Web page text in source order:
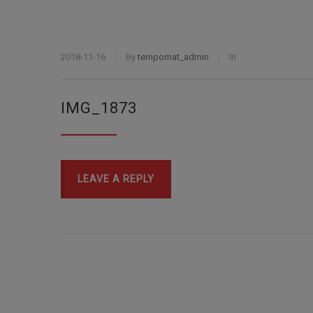
2018-11-16 Bytempomat_admin In
IMG_1873
LEAVE A REPLY